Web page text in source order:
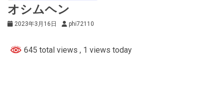
オシムヘン
2023年3月16日 phi72110
645 total views , 1 views today